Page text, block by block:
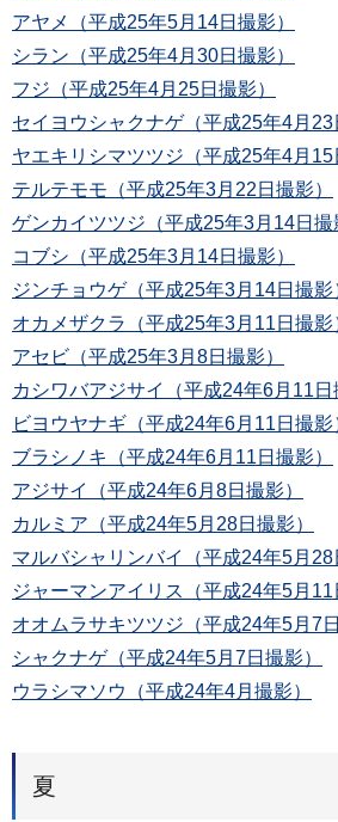
アヤメ（平成25年5月14日撮影）
シラン（平成25年4月30日撮影）
フジ（平成25年4月25日撮影）
セイヨウシャクナゲ（平成25年4月23
ヤエキリシマツツジ（平成25年4月15
テルテモモ（平成25年3月22日撮影）
ゲンカイツツジ（平成25年3月14日撮
コブシ（平成25年3月14日撮影）
ジンチョウゲ（平成25年3月14日撮影
オカメザクラ（平成25年3月11日撮影
アセビ（平成25年3月8日撮影）
カシワバアジサイ（平成24年6月11日
ビヨウヤナギ（平成24年6月11日撮影
ブラシノキ（平成24年6月11日撮影）
アジサイ（平成24年6月8日撮影）
カルミア（平成24年5月28日撮影）
マルバシャリンバイ（平成24年5月28
ジャーマンアイリス（平成24年5月11
オオムラサキツツジ（平成24年5月7日
シャクナゲ（平成24年5月7日撮影）
ウラシマソウ（平成24年4月撮影）
夏